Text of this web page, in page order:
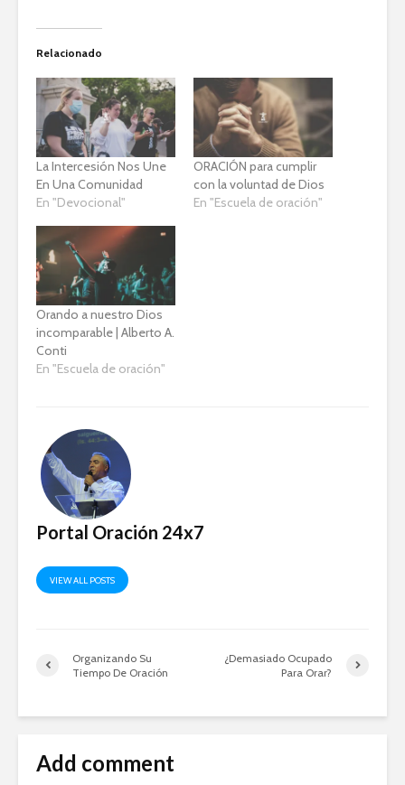
Relacionado
La Intercesión Nos Une
En Una Comunidad
En "Devocional"
ORACIÓN para cumplir
con la voluntad de Dios
En "Escuela de oración"
Orando a nuestro Dios
incomparable | Alberto A.
Conti
En "Escuela de oración"
Portal Oración 24x7
VIEW ALL POSTS
Organizando Su
Tiempo De Oración
¿Demasiado Ocupado
Para Orar?
Add comment